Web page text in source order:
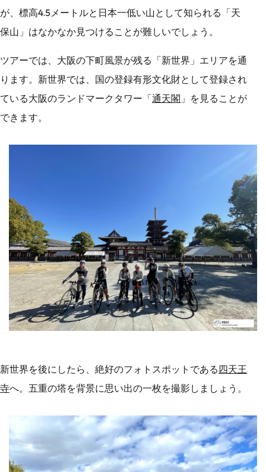
が、標高4.5メートルと日本一低い山として知られる「天
保山」はなかなか見つけることが難しいでしょう。
ツアーでは、大阪の下町風景が残る「新世界」エリアを通
ります。新世界では、国の登録有形文化財として登録され
ている大阪のランドマークタワー「通天閣 」を見ることが
できます。
新世界を後にしたら、絶好のフォトスポットである 四天王
寺へ。五重の塔を背景に思い出の一枚を撮影しましょう。